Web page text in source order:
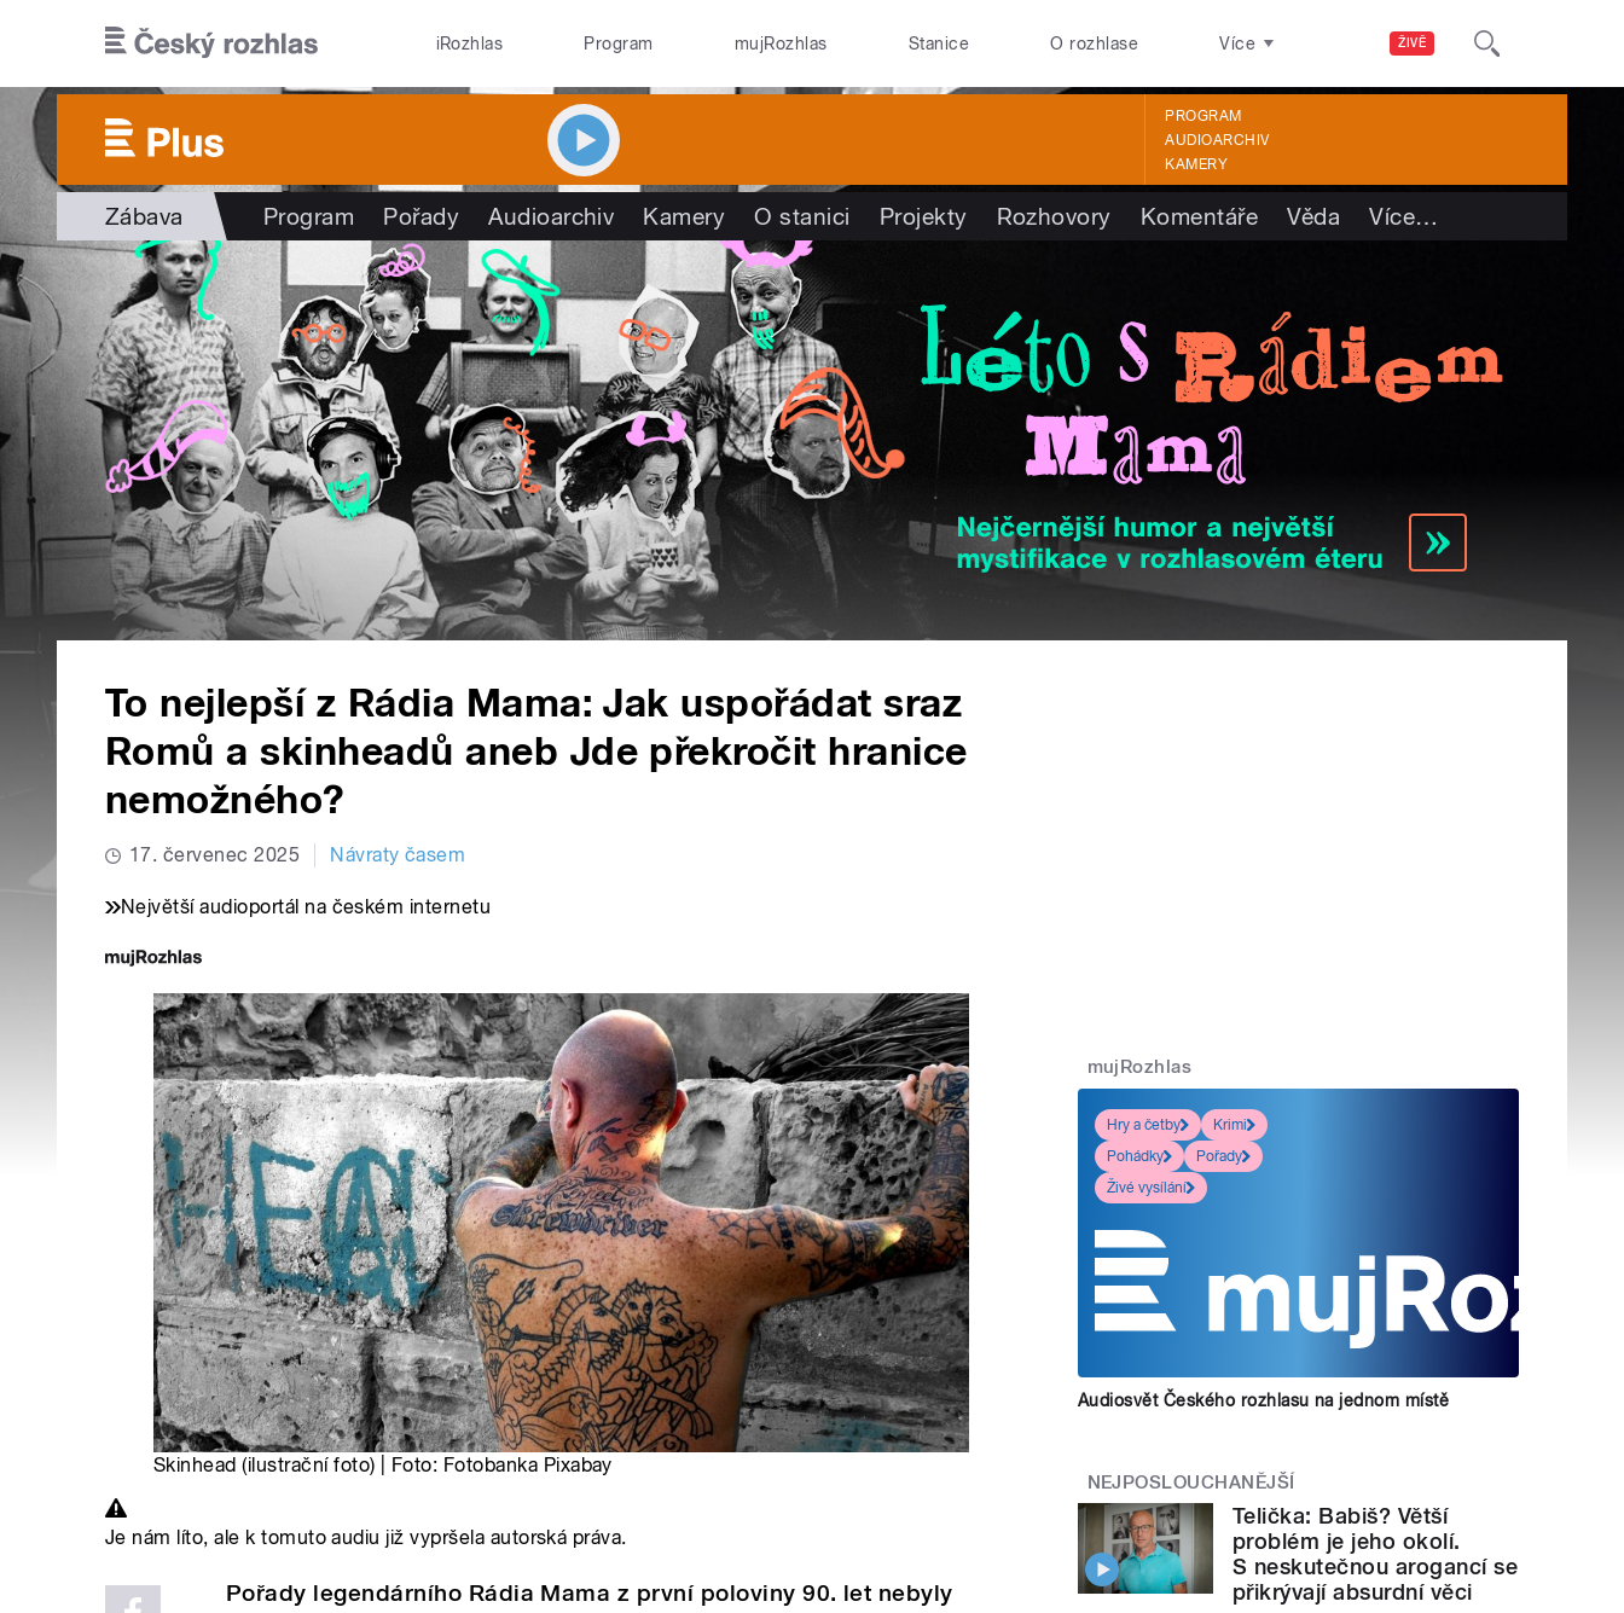
ŽIVĚ
iRozhlas Program mujRozhlas Stanice O rozhlase Více
PROGRAM
AUDIOARCHIV
KAMERY
Zábava Program Pořady Audioarchiv Kamery O stanici Projekty Rozhovory Komentáře Věda Více…
To nejlepší z Rádia Mama: Jak uspořádat sraz
Romů a skinheadů aneb Jde překročit hranice
nemožného?
17. červenec 2025 Návraty časem
Největší audioportál na českém internetu
Skinhead (ilustrační foto) | Foto: Fotobanka Pixabay
Je nám líto, ale k tomuto audiu již vypršela autorská práva.
Pořady legendárního Rádia Mama z první poloviny 90. let nebyly
mujRozhlas
Hry a četby
Krimi
Pohádky
Pořady
Živé vysílání
Audiosvět Českého rozhlasu na jednom místě
NEJPOSLOUCHANĚJŠÍ
Telička: Babiš? Větší
problém je jeho okolí.
S neskutečnou arogancí se
přikrývají absurdní věci